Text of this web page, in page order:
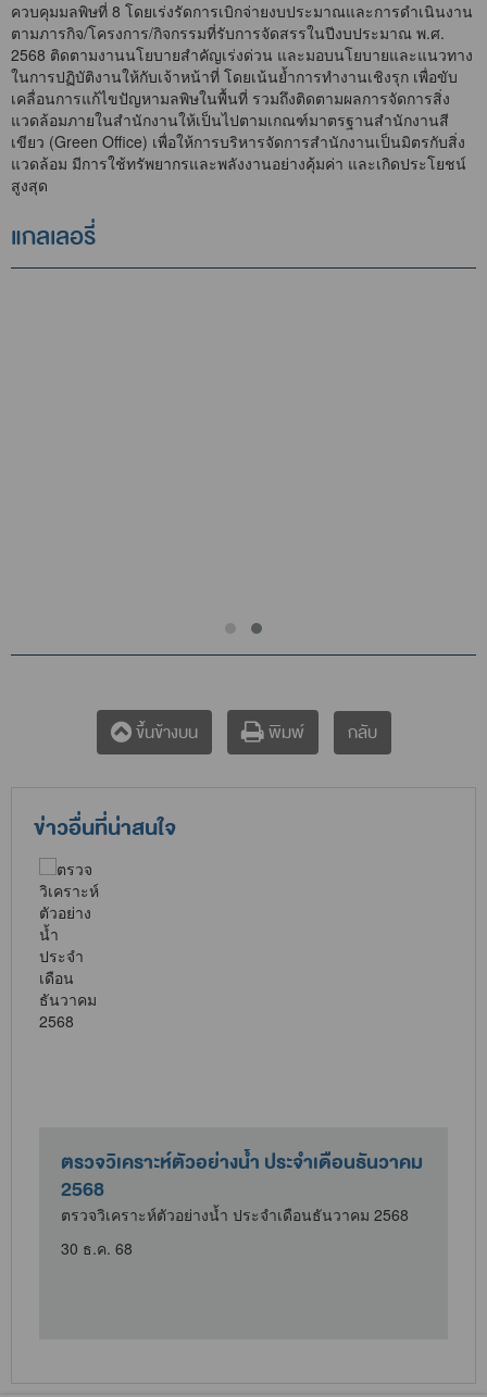
ควบคุมมลพิษที่ 8 โดยเร่งรัดการเบิกจ่ายงบประมาณและการดำเนินงาน
ตามภารกิจ/โครงการ/กิจกรรมที่รับการจัดสรรในปีงบประมาณ พ.ศ.
2568 ติดตามงานนโยบายสำคัญเร่งด่วน และมอบนโยบายและแนวทาง
ในการปฏิบัติงานให้กับเจ้าหน้าที่ โดยเน้นย้ำการทำงานเชิงรุก เพื่อขับ
เคลื่อนการแก้ไขปัญหามลพิษในพื้นที่ รวมถึงติดตามผลการจัดการสิ่ง
แวดล้อมภายในสำนักงานให้เป็นไปตามเกณฑ์มาตรฐานสำนักงานสี
เขียว (Green Office) เพื่อให้การบริหารจัดการสำนักงานเป็นมิตรกับสิ่ง
แวดล้อม มีการใช้ทรัพยากรและพลังงานอย่างคุ้มค่า และเกิดประโยชน์
สูงสุด
แกลเลอรี่
ขึ้นข้างบน พิมพ์ กลับ
ข่าวอื่นที่น่าสนใจ
ตั้งจุดให้บริการประชาชนในช่วงวันหยุดเทศกาล
ปีใหม่ 2569
ตั้งจุดให้บริการประชาชนในช่วงวันหยุดเทศกาลปีใหม่